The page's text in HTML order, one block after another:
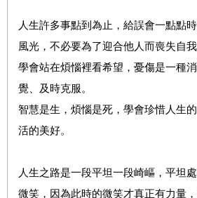
人生許多事點到為止，給誤會一點點
風光，不必要為了迎合他人而喪失自我
學會站在煩惱裡看希望，憂傷是一種
覺、及時克服。
智慧是生，煩惱是死，學會珍惜人生
活的美好。
人生之路是一段平坦一段崎嶇，平坦
微笑，因為此時的微笑才真正有力量